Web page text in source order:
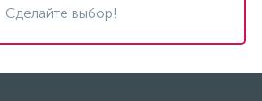
Сделайте выбор!